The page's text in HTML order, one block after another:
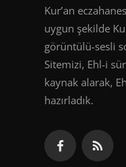
Kur’an
uygun şekilde
görüntülü-sesli
Sitemizi, Ehl-i
kaynak alarak,
hazırladık.